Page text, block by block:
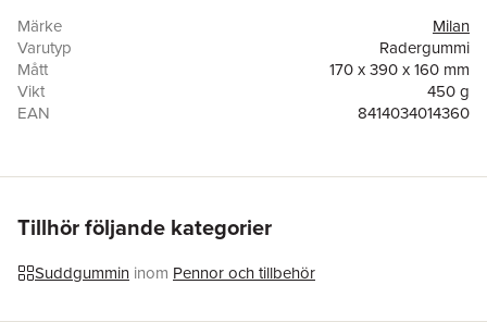
Milan
b.n.t Scandinavia AB
Företagsvägen 14
232 21 Arlöv
info@bntscandinavia.com
Märke
Milan
Varutyp
Radergummi
Mått
170 x 390 x 160 mm
Vikt
450 g
EAN
8414034014360
Tillhör följande kategorier
Suddgummin inom Pennor och tillbehör